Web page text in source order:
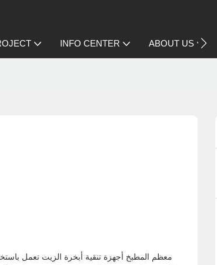
INFO CENTER ABOUT US
معظم المطبخ أجهزة تنقية أبخرة الزيتتعمل